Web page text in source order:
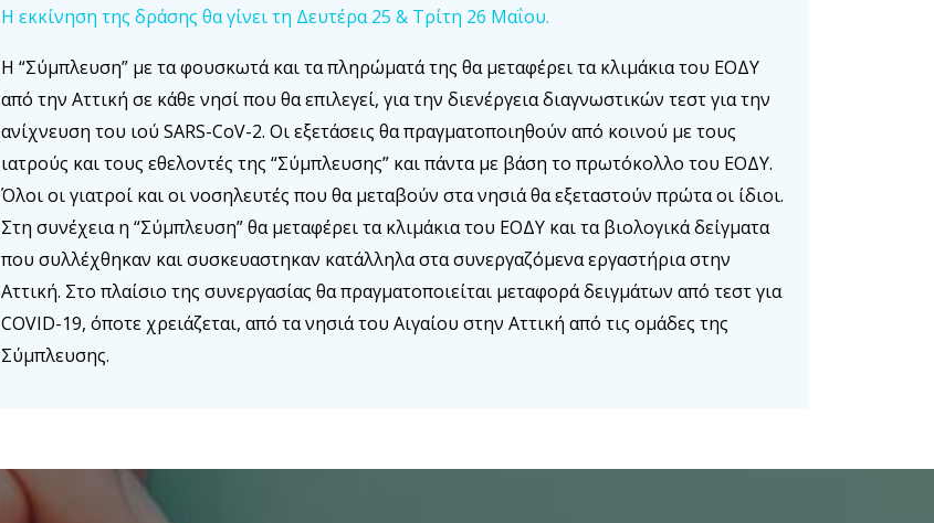
Η εκκίνηση της δράσης θα γίνει τη Δευτέρα 25 & Τρίτη 26 Μαΐου.
Η “Σύμπλευση” με τα φουσκωτά και τα πληρώματά της θα μεταφέρει τα κλιμάκια του ΕΟΔΥ
από την Αττική σε κάθε νησί που θα επιλεγεί, για την διενέργεια διαγνωστικών τεστ για την
ανίχνευση του ιού SARS-CoV-2. Οι εξετάσεις θα πραγματοποιηθούν από κοινού με τους
ιατρούς και τους εθελοντές της “Σύμπλευσης” και πάντα με βάση το πρωτόκολλο του ΕΟΔΥ.
Όλοι οι γιατροί και οι νοσηλευτές που θα μεταβούν στα νησιά θα εξεταστούν πρώτα οι ίδιοι.
Στη συνέχεια η “Σύμπλευση” θα μεταφέρει τα κλιμάκια του ΕΟΔΥ και τα βιολογικά δείγματα
που συλλέχθηκαν και συσκευαστηκαν κατάλληλα στα συνεργαζόμενα εργαστήρια στην
Αττική. Στο πλαίσιο της συνεργασίας θα πραγματοποιείται μεταφορά δειγμάτων από τεστ για
COVID-19, όποτε χρειάζεται, από τα νησιά του Αιγαίου στην Αττική από τις ομάδες της
Σύμπλευσης.